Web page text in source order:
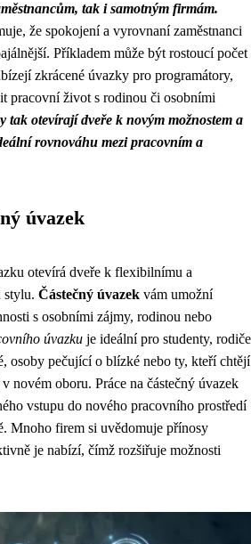
tak i samotným firmám.
že spokojení a vyrovnaní zaměstnanci
Příkladem může být rostoucí počet
zkrácené úvazky pro programátory,
pracovní život s rodinou či osobními
tak otevírají dveře k novým možnostem a
rovnováhu mezi pracovním a
úvazek
otevírá dveře k flexibilnímu a
stylu. Částečný úvazek vám umožní
s osobními zájmy, rodinou nebo
úvazku je ideální pro studenty, rodiče
osoby pečující o blízké nebo ty, kteří chtějí
novém oboru. Práce na částečný úvazek
vstupu do nového pracovního prostředí
Mnoho firem si uvědomuje přínosy
je nabízí, čímž rozšiřuje možnosti